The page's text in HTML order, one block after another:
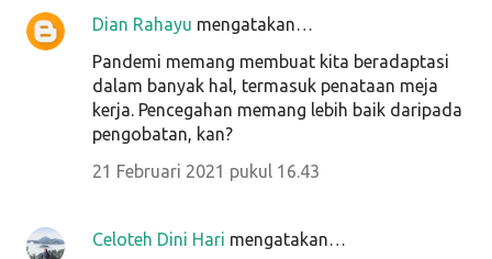
Dian Rahayu mengatakan…
Pandemi memang membuat kita beradaptasi
dalam banyak hal, termasuk penataan meja
kerja. Pencegahan memang lebih baik daripada
pengobatan, kan?
21 Februari 2021 pukul 16.43
Celoteh Dini Hari mengatakan…